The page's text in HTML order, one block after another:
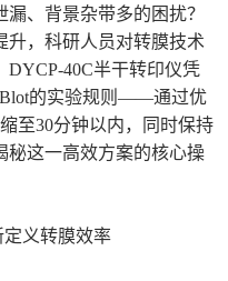
、背景杂带多的困扰？
升，科研人员对转膜技术
40C半干转印仪凭
Blot的实验规则——通过优
至30分钟以内，同时保持
秘这一高效方案的核心操
定义转膜效率